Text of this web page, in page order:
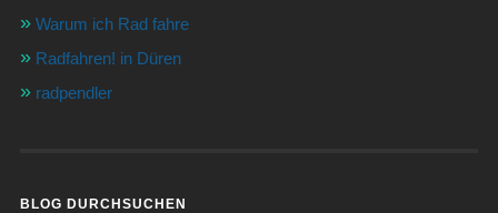
Warum ich Rad fahre
Radfahren! in Düren
radpendler
BLOG DURCHSUCHEN